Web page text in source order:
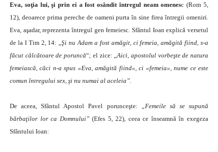
Eva, soţia lui, şi prin ei a fost osândit întregul neam omenesc (Rom 5,
12), deoarece prima pereche de oameni purta în sine firea întregii omeniri.
Eva, aşadar, reprezenta întregul gen femeiesc. Sfântul Ioan explică versetul
de la I Tim 2, 14: „Şi nu Adam a fost amăgit, ci femeia, amăgită fiind, s-a
făcut călcătoare de poruncă“; el zice: „Aici, apostolul vorbeşte de natura
femeiască, căci n-a spus «Eva, amăgită fiind», ci «femeia», nume ce este
comun întregului sex, şi nu numai al aceleia”.
De aceea, Sfântul Apostol Pavel porunceşte:
„Femeile să se supună
bărbaţilor lor ca Domnului”(Efes 5, 22), ceea ce înseamnă în exegeza
Sfântului Ioan: